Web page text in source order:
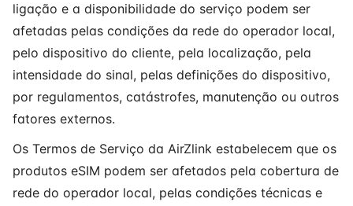
ligação e a disponibilidade do serviço podem ser
afetadas pelas condições da rede do operador local,
pelo dispositivo do cliente, pela localização, pela
intensidade do sinal, pelas definições do dispositivo,
por regulamentos, catástrofes, manutenção ou outros
fatores externos.
Os Termos de Serviço da AirZlink estabelecem que os
produtos eSIM podem ser afetados pela cobertura de
rede do operador local, pelas condições técnicas e